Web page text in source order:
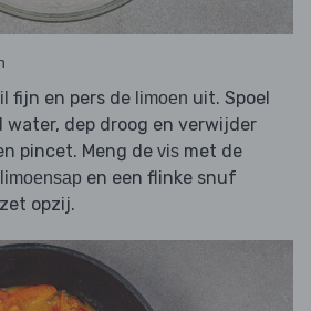
fijn en pers de limoen uit. Spoel
water, dep droog en verwijder
pincet. Meng de vis met de
limoensap en een flinke snuf
opzij.